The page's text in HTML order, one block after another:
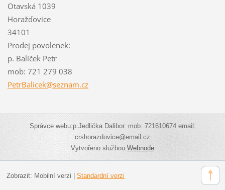
Otavská 1039
Horažďovice
34101
Prodej povolenek:
p. Balíček Petr
mob: 721 279 038
PetrBalicek@seznam.cz
Správce webu:p.Jedlička Dalibor. mob: 721610674 email:
crshorazdovice@email.cz
Vytvořeno službouWebnode
Zobrazit: Mobilní verzi Standardní verzi